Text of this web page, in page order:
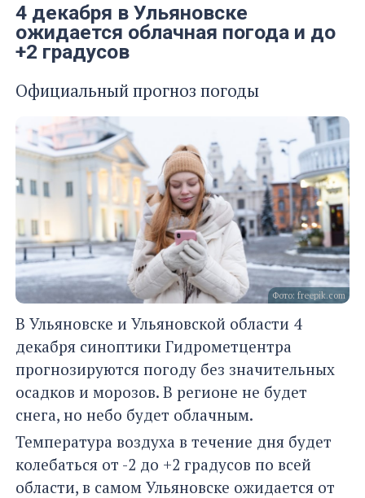
4 декабря в Ульяновске
ожидается облачная погода и до
+2 градусов
Официальный прогноз погоды
Фото: freepik.com
В Ульяновске и Ульяновской области 4
декабря синоптики Гидрометцентра
прогнозируются погоду без значительных
осадков и морозов. В регионе не будет
снега, но небо будет облачным.
Температура воздуха в течение дня будет
колебаться от -2 до +2 градусов по всей
области, в самом Ульяновске ожидается от